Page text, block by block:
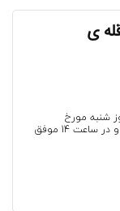
ی
شنبه مورخ
1391/4/24 در ساعت 5 صبح به سمت قله به راه افتاد و در ساعت 14 موفق